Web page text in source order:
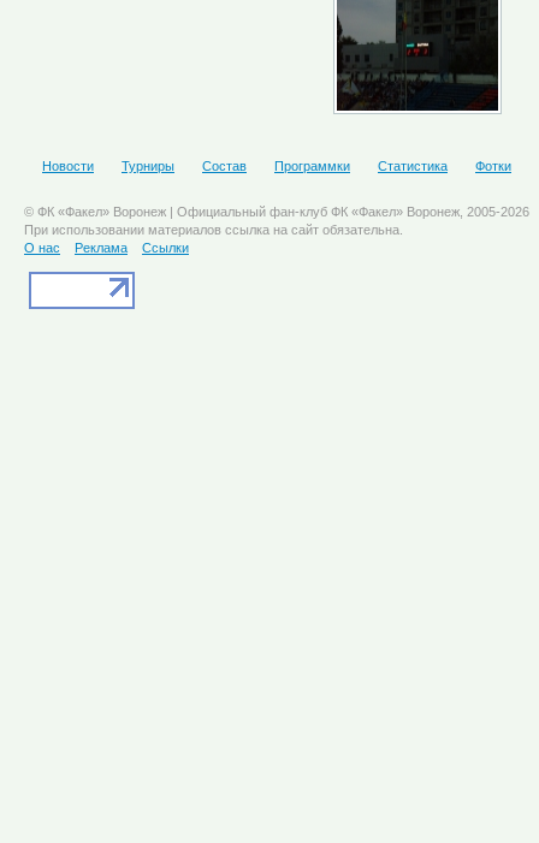
Новости Турниры Состав Программки Статистика Фотки
© ФК «Факел» Воронеж | Официальный фан-клуб ФК «Факел» Воронеж, 2005-2026
При использовании материалов ссылка на сайт обязательна.
О нас
Реклама Ссылки